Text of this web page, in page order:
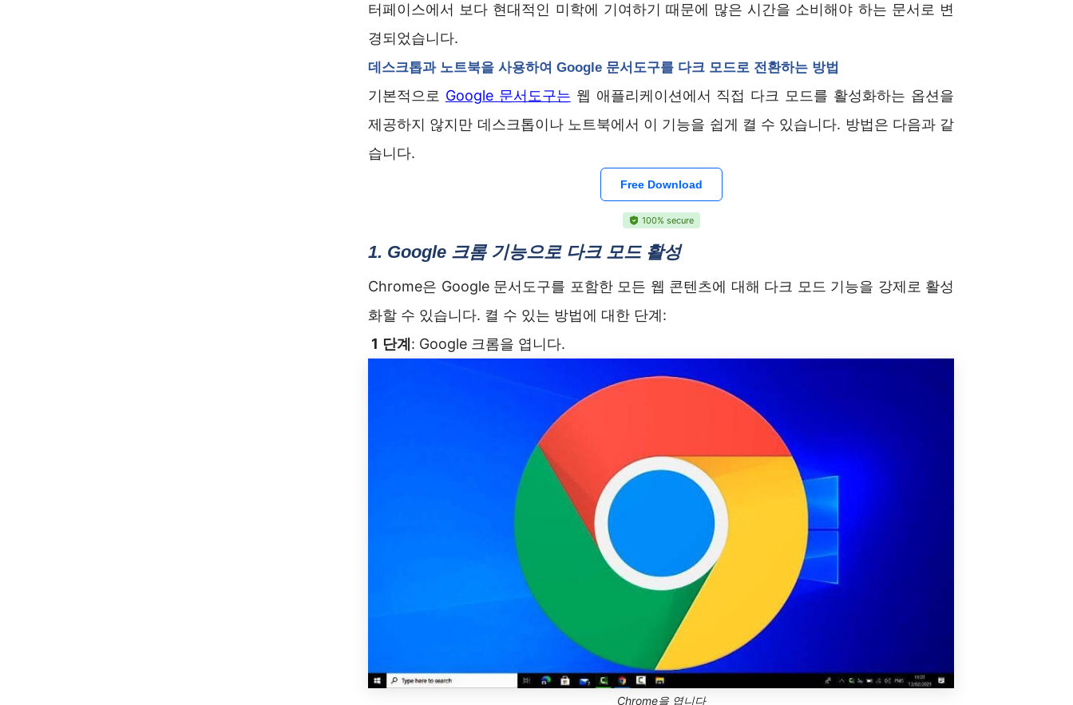
터페이스에서 보다 현대적인 미학에 기여하기 때문에 많은 시간을 소비해야 하는 문서로 변
경되었습니다.
데스크톱과 노트북을 사용하여 Google 문서도구를 다크 모드로 전환하는 방법
기본적으로 Google 문서도구는 웹 애플리케이션에서 직접 다크 모드를 활성화하는 옵션을
제공하지 않지만 데스크톱이나 노트북에서 이 기능을 쉽게 켤 수 있습니다. 방법은 다음과 같
습니다.
Free Download
100% secure
1. Google 크롬 기능으로 다크 모드 활성
Chrome은 Google 문서도구를 포함한 모든 웹 콘텐츠에 대해 다크 모드 기능을 강제로 활성
화할 수 있습니다. 켤 수 있는 방법에 대한 단계:
1 단계 : Google 크롬을 엽니다.
Chrome을 엽니다